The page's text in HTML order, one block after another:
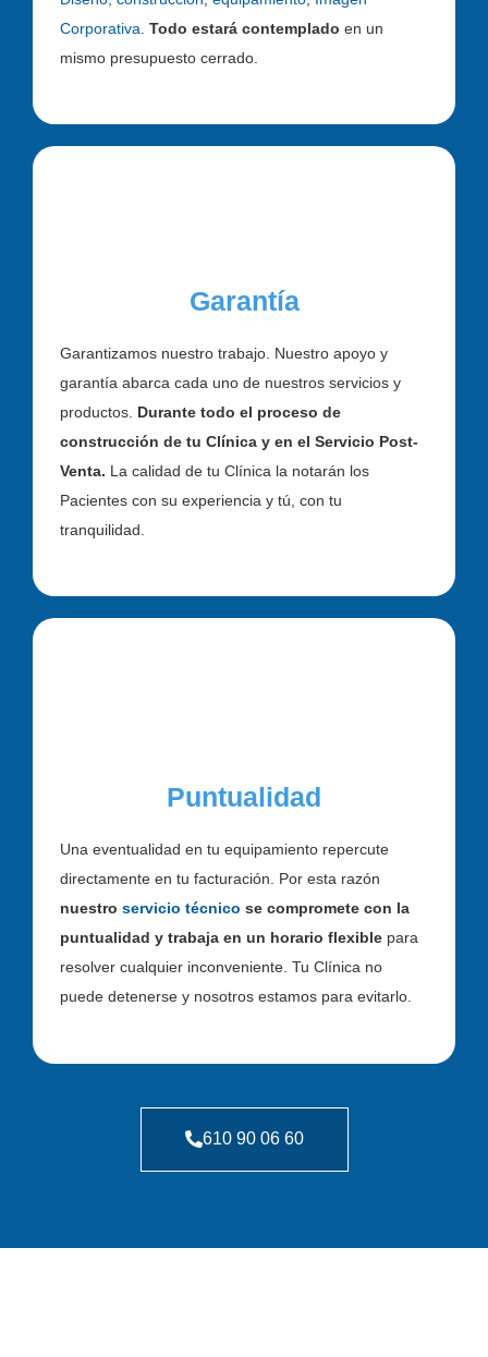
Corporativa Todo estará contemplado en un
mismo presupuesto cerrado.
Garantía
Garantizamos nuestro trabajo. Nuestro apoyo y
garantía abarca cada uno de nuestros servicios y
productos. Durante todo el proceso de
construcción de tu Clínica y en el Servicio Post-
Venta. La calidad de tu Clínica la notarán los
Pacientes con su experiencia y tú, con tu
tranquilidad.
Puntualidad
Una eventualidad en tu equipamiento repercute
directamente en tu facturación. Por esta razón
nuestro servicio técnico se compromete con la
puntualidad y trabaja en un horario flexible para
resolver cualquier inconveniente. Tu Clínica no
puede detenerse y nosotros estamos para evitarlo.
610 90 06 60